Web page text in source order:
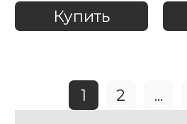
Купить
1 2 ...